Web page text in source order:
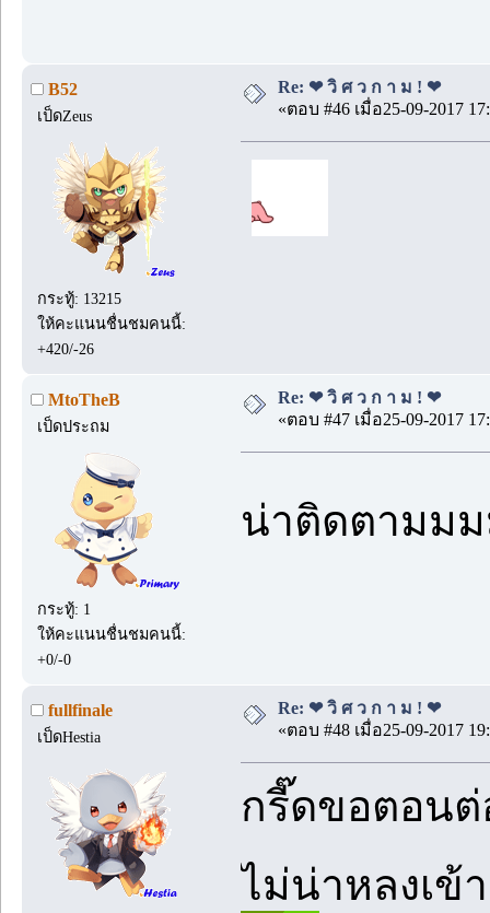
B52
เป็ดZeus
กระทู้: 13215
ให้คะแนนชื่นชมคนนี้:
+420/-26
Re: ❤ วิ ศ ว ก า ม ! ❤
«ตอบ #46 เมื่อ25-09-2017
MtoTheB
เป็ดประถม
กระทู้: 1
ให้คะแนนชื่นชมคนนี้:
+0/-0
Re: ❤ วิ ศ ว ก า ม ! ❤
«ตอบ #47 เมื่อ25-09-2017
น่าติดตามม
fullfinale
เป็ดHestia
Re: ❤ วิ ศ ว ก า ม ! ❤
«ตอบ #48 เมื่อ25-09-2017
กรี๊ดขอตอนต่
ไม่น่าหลงเข้